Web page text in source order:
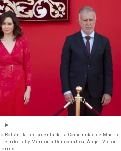
Rollán; la presidenta de la Comunidad de Madrid,
y Memoria Democrática, Ángel Víctor
Torres.